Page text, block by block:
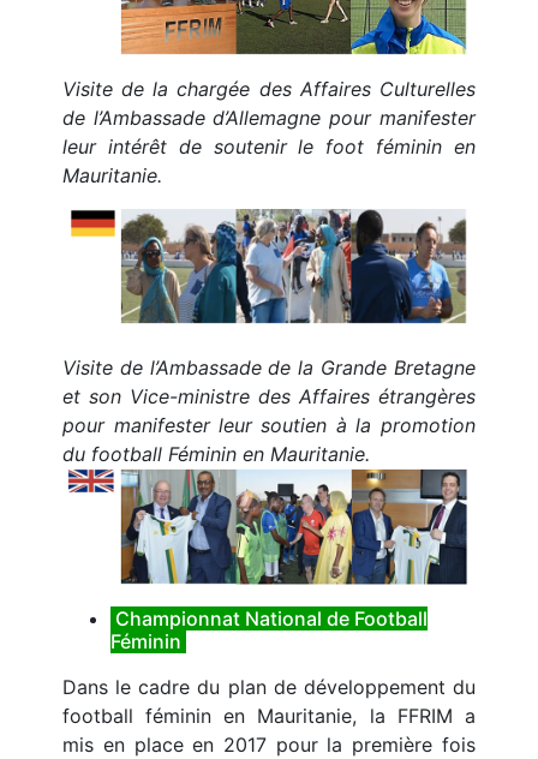
Visite de la chargée des Affaires Culturelles
de l’Ambassade d’Allemagne pour manifester
leur intérêt de soutenir le foot féminin en
Mauritanie.
Visite de l’Ambassade de la Grande Bretagne
et son Vice-ministre des Affaires étrangères
pour manifester leur soutien à la promotion
du football Féminin en Mauritanie.
Championnat National de Football
Féminin
Dans le cadre du plan de développement du
football féminin en Mauritanie, la FFRIM a
mis en place en 2017 pour la première fois